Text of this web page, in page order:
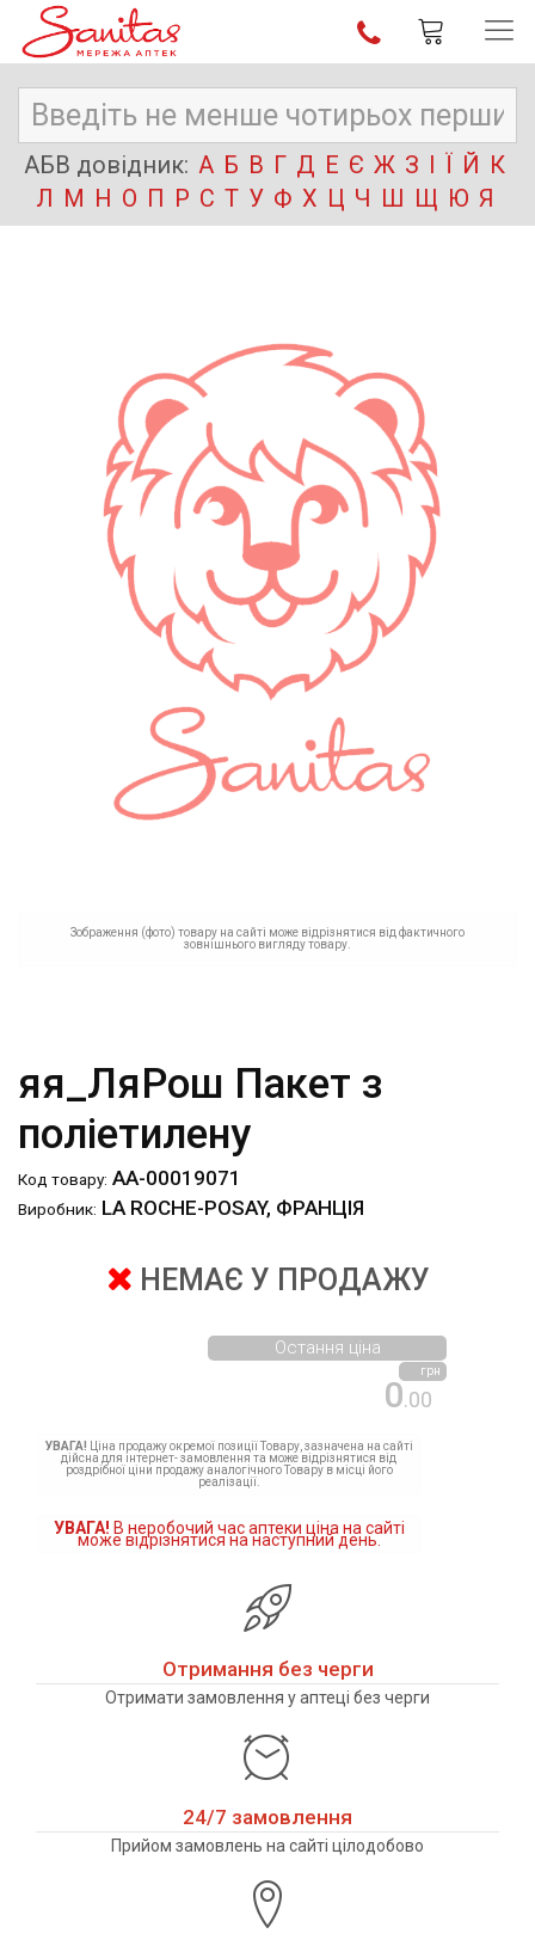
АБВ довідник: А Б В Г Д Е Є Ж З І Ї Й К
Л М Н О П Р С Т У Ф Х Ц Ч Ш Щ Ю Я
Зображення (фото) товару на сайті може відрізнятися від фактичного
зовнішнього вигляду товару.
яя_ЛяРош Пакет з
поліетилену
Код товару: АА-00019071
Виробник: LA ROCHE-POSAY, ФРАНЦІЯ
НЕМАЄ У ПРОДАЖУ
0.00
грн
Остання ціна
УВАГА! Ціна продажу окремої позиції Товару, зазначена на сайті
дійсна для інтернет- замовлення та може відрізнятися від
роздрібної ціни продажу аналогічного Товару в місці його
реалізації.
УВАГА! В неробочий час аптеки ціна на сайті
може відрізнятися на наступний день.
Отримання без черги
Отримати замовлення у аптеці без черги
24/7 замовлення
Прийом замовлень на сайті цілодобово